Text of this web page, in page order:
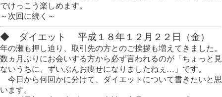
でけっこう楽しめます。
～次回に続く～
◆ ダイエット 平成１８年１２月２２日（金）
年の瀬も押し迫り、取引先の方とのご挨拶も増えてきました。
数ヵ月ぶりにお会いする方から必ず言われるのが「ちょっと見
ないうちに、ずいぶんお痩せになりましたねぇ…」です。
今日から何回かに分けて、ダイエットについて書きたいと思
います。